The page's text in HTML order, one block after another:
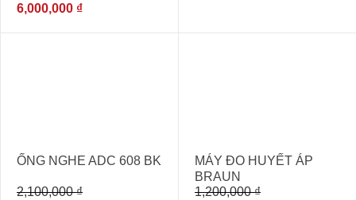
6,000,000 ₫
ỐNG NGHE ADC 608 BK
2,100,000₫
MÁY ĐO HUYẾT ÁP
BRAUN
1,200,000₫